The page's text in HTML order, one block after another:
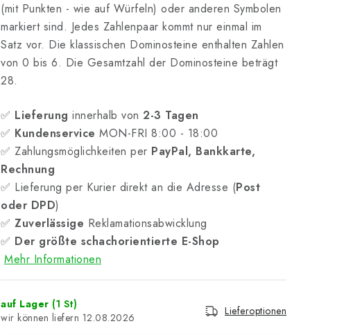
(mit Punkten - wie auf Würfeln) oder anderen Symbolen
markiert sind. Jedes Zahlenpaar kommt nur einmal im
Satz vor. Die klassischen Dominosteine enthalten Zahlen
von 0 bis 6. Die Gesamtzahl der Dominosteine beträgt
28.
✅ Lieferung innerhalb von 2-3 Tagen
✅ Kundenservice MON-FRI 8:00 - 18:00
✅ Zahlungsmöglichkeiten per PayPal, Bankkarte,
Rechnung
✅ Lieferung per Kurier direkt an die Adresse (Post
oder DPD)
✅ Zuverlässige Reklamationsabwicklung
✅ Der größte schachorientierte E-Shop
Mehr Informationen
auf Lager (1 St)
12.08.2026
Lieferoptionen